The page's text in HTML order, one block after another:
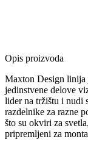
Opis proizvoda
Maxton Design linija
jedinstvene delove
lider na tržištu i nudi
razdelnike za razne
što su okviri za
pripremljeni za